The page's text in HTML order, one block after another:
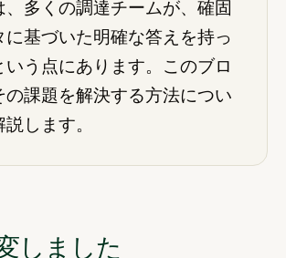
、多くの調達チームが、確固
に基づいた明確な答えを持っ
いう点にあります。このブロ
の課題を解決する方法につい
します。
しました